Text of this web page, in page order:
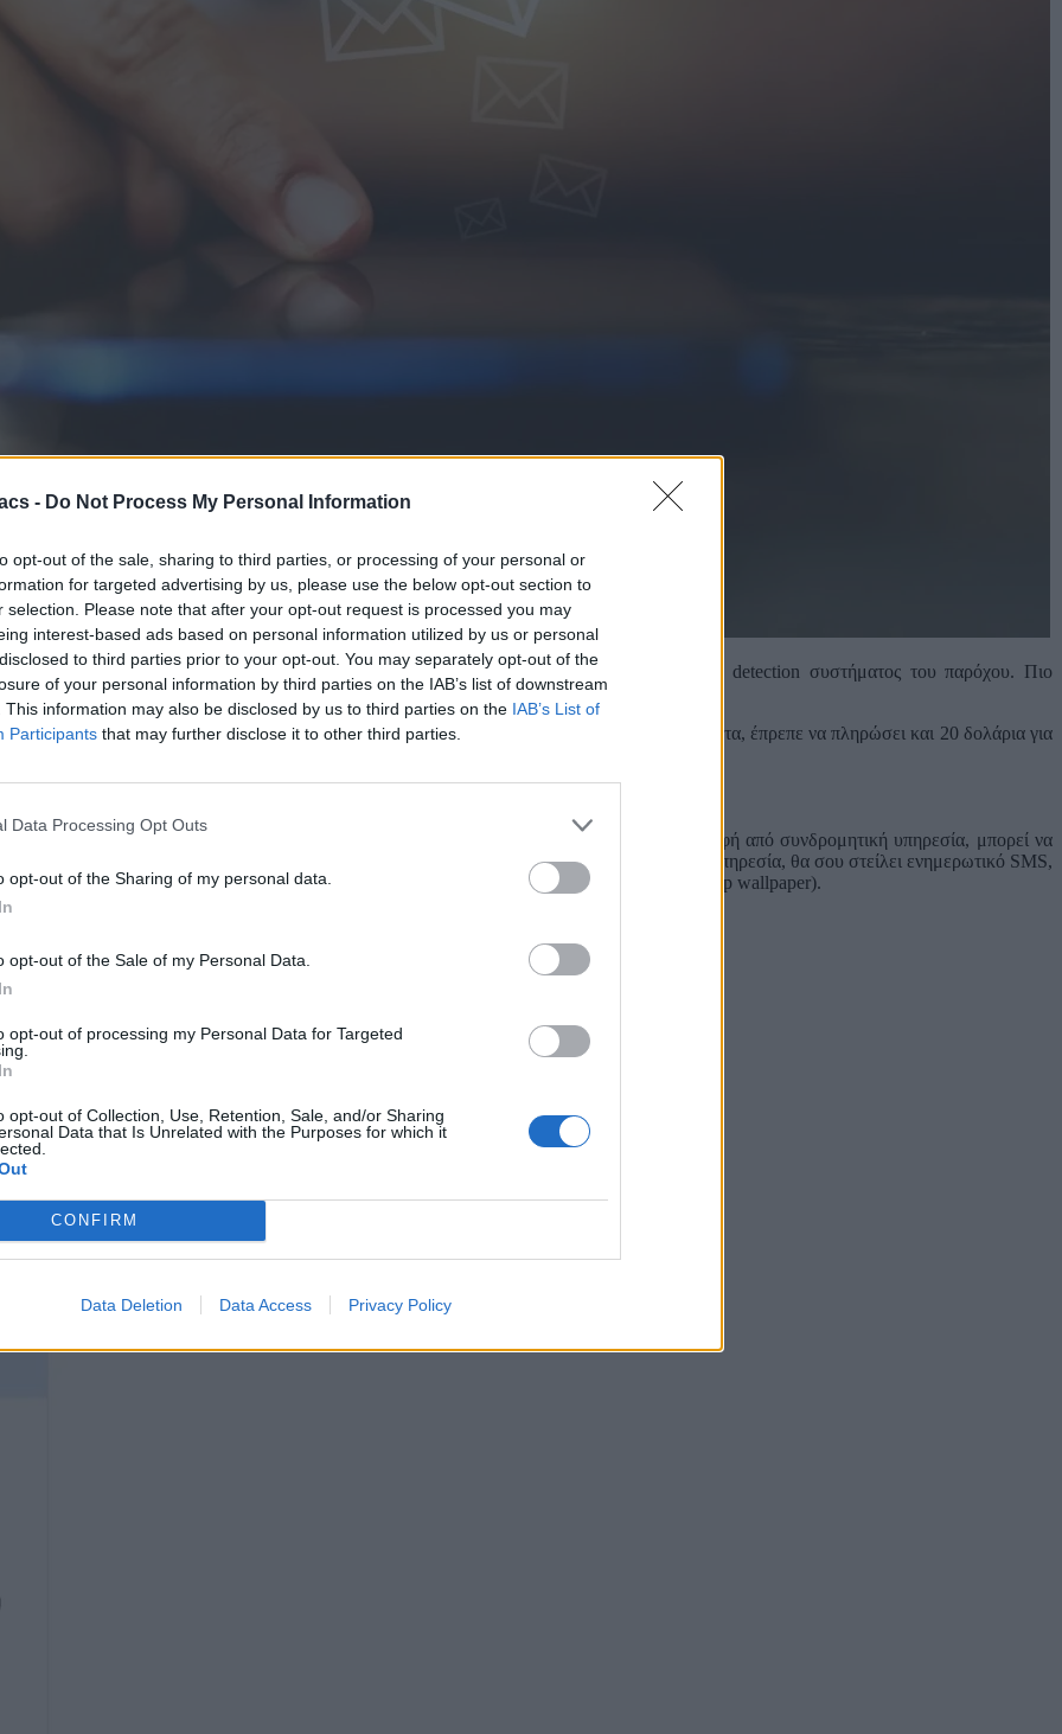
- Do Not Process My Personal Information
opt-out of the sale, sharing to third parties, or processing of your personal or
for targeted advertising by us, please use the below opt-out section to
selection. Please note that after your opt-out request is processed you may
interest-based ads based on personal information utilized by us or personal
to third parties prior to your opt-out. You may separately opt-out of the
of your personal information by third parties on the IAB’s list of downstream
This information may also be disclosed by us to third parties on the IAB’s List of
Participants that may further disclose it to other third parties.
Data Processing Opt Outs
opt-out of the Sharing of my personal data.
opt-out of the Sale of my Personal Data.
opt-out of processing my Personal Data for Targeted
opt-out of Collection, Use, Retention, Sale, and/or Sharing
Data that Is Unrelated with the Purposes for which it
CONFIRM
Data Deletion Data Access Privacy Policy
λήψη κακόβουλων SMS και δυστυχώς έπεσε θύμα του αυτοματοποιημένου SPAM detection συστήματος του παρόχου. Πιο
μηνυμάτων spam με πολιτικό περιεχόμενο που έφθαναν στη συσκευή του.
αυτή ως spam, δηλαδή τα συνεχόμενα και επαναλαμβανόμενα μηνύματα STOP. Μάλιστα, έπρεπε να πληρώσει και 20 δολάρια για
υπηρεσίες και χρεώσιμα SMS. Συγκεκριμένα, όπως αναφέρει και η Cosmote Διαγραφή από συνδρομητική υπηρεσία, μπορεί να
λαμβάνονται τα χρεώσιμα SMS. Στην περίπτωση αυτή, η εταιρεία στην οποία ανήκει η υπηρεσία, θα σου στείλει ενημερωτικό SMS,
SMS με περισσότερες πληροφορίες σχετικά με την υπηρεσία προς διαγραφή (π.χ. stop wallpaper).